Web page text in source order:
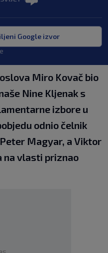
Google izvor
Miro Kovač bio
Nine Kljenak s
izbore u
odnio čelnik
Magyar, a Viktor
na vlasti priznao